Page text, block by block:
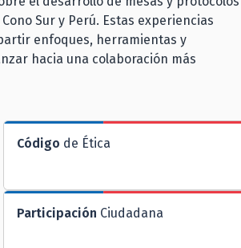
Sur y Perú. Estas experiencias
enfoques, herramientas y
hacia una colaboración más
Código de Ética
Participación Ciudadana